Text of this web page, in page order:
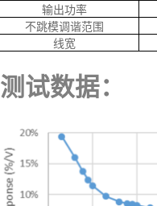
输出功率
不跳模调谐范围
线宽
测试数据：